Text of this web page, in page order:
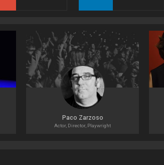
Paco Zarzoso
Actor, Director, Playwright